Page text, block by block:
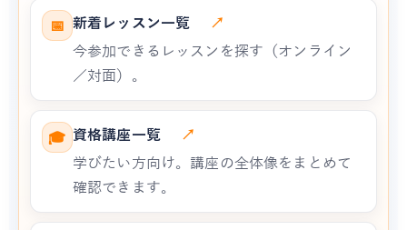
📅 新着レッスン一覧
↗
今参加できるレッスンを探す（オンライン
／対面）。
🎓 資格講座一覧
↗
学びたい方向け。講座の全体像をまとめて
確認できます。